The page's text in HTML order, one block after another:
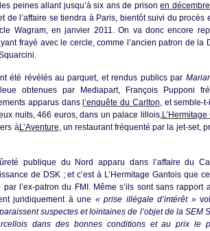
peines allant jusqu’à six ans de prison en
l’affaire se tiendra à Paris, bientôt suivi du procès
Wagram, en janvier 2011. On va donc encore
frayé avec le cercle, comme l’ancien patron de la
été révélés au parquet, et rendus publics par
obtenues par Mediapart, François Pupponi
apparus dans l’enquête du Carlton, et semble-
nuits, 466 euros, dans un palace lillois,L’Hermitage
àL’Aventure, un restaurant fréquenté par la jet-set,
publique du Nord apparu dans l’affaire du
de DSK ; et c’est à L’Hermitage Gantois que
l’ex-patron du FMI. Même s’ils sont sans rapport
juridiquement à une « prise illégale d’intérêt »
suspectes et lointaines de l’objet de la SEM
dans des bonnes conditions et au prix le